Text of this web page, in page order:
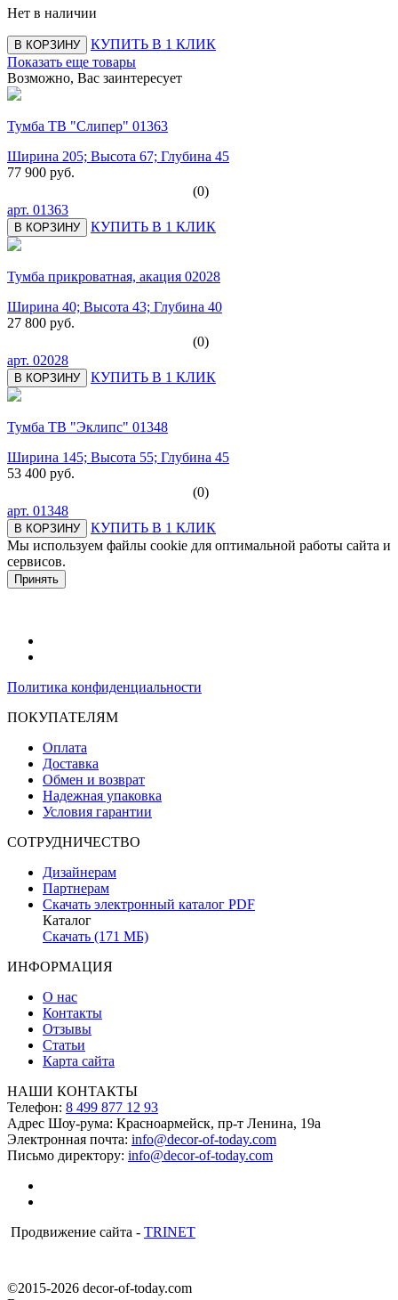
Нет в наличии
В КОРЗИНУ
КУПИТЬ В 1 КЛИК
Показать еще товары
Возможно, Вас заинтересует
Тумба ТВ "Слипер" 01363
Ширина 205; Высота 67; Глубина 45
77 900 руб.
(0)
арт. 01363
В КОРЗИНУ КУПИТЬ В 1 КЛИК
Тумба прикроватная, акация 02028
Ширина 40; Высота 43; Глубина 40
27 800 руб.
(0)
арт. 02028
В КОРЗИНУ КУПИТЬ В 1 КЛИК
Тумба ТВ "Эклипс" 01348
Ширина 145; Высота 55; Глубина 45
53 400 руб.
(0)
арт. 01348
В КОРЗИНУ
КУПИТЬ В 1 КЛИК
Мы используем файлы cookie для оптимальной работы сайта и
сервисов.
Принять
Политика конфиденциальности
ПОКУПАТЕЛЯМ
Оплата
Доставка
Обмен и возврат
Надежная упаковка
Условия гарантии
СОТРУДНИЧЕСТВО
Дизайнерам
Партнерам
Скачать электронный каталог PDF
Каталог
Скачать (171 МБ)
ИНФОРМАЦИЯ
О нас
Контакты
Отзывы
Статьи
Карта сайта
НАШИ КОНТАКТЫ
Телефон: 8 499 877 12 93
Адрес Шоу-рума: Красноармейск, пр-т Ленина, 19а
Электронная почта: info@decor-of-today.com
Письмо директору: info@decor-of-today.com
Продвижение сайта - TRINET
©2015-2026 decor-of-today.com